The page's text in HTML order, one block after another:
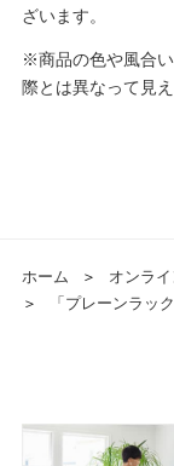
ざいます。
※商品の色や風合
際とは異なって見
ホーム ＞ オンラ
＞
「プレーンラッ